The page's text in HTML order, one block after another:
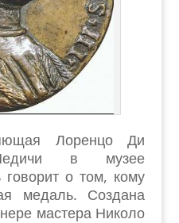
Лоренцо Ди
в музее
о том, кому
медаль. Создана
мастера Николо